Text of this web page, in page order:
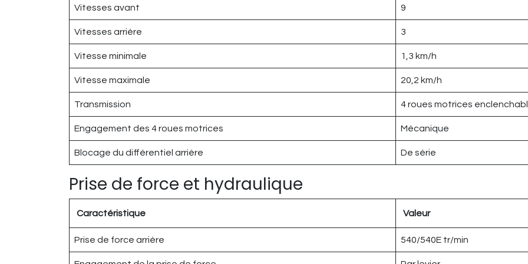
Vitesses avant 9
Vitesses arrière 3
Vitesse minimale 1,3 km/h
Vitesse maximale 20,2 km/h
Transmission 4 roues motrices
Engagement des 4 roues motrices Mécanique
Blocage du différentiel arrière De série
Prise de force et hydraulique
Caractéristique Valeur
Prise de force arrière 540/540E tr/min